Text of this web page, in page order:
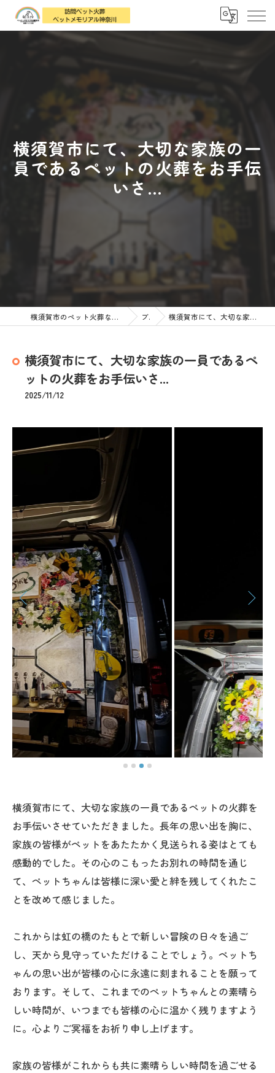
横須賀市にて、大切な家族の一
員であるペットの火葬をお手伝
いさ...
横須賀市のペット火葬なら訪問ペット火葬 ペットメモリアル神奈川 ブログ 横須賀市にて、大切な家族の一員であるペットの火葬をお手伝いさ...
横須賀市にて、大切な家族の一員であるペ
ットの火葬をお手伝いさ...
2025/11/12
横須賀市にて、大切な家族の一員であるペットの火葬を
お手伝いさせていただきました。長年の思い出を胸に、
家族の皆様がペットをあたたかく見送られる姿はとても
感動的でした。その心のこもったお別れの時間を通じ
て、ペットちゃんは皆様に深い愛と絆を残してくれたこ
とを改めて感じました。
これからは虹の橋のたもとで新しい冒険の日々を過ご
し、天から見守っていただけることでしょう。ペットち
ゃんの思い出が皆様の心に永遠に刻まれることを願って
おります。そして、これまでのペットちゃんとの素晴ら
しい時間が、いつまでも皆様の心に温かく残りますよう
に。心よりご冥福をお祈り申し上げます。
家族の皆様がこれからも共に素晴らしい時間を過ごせる